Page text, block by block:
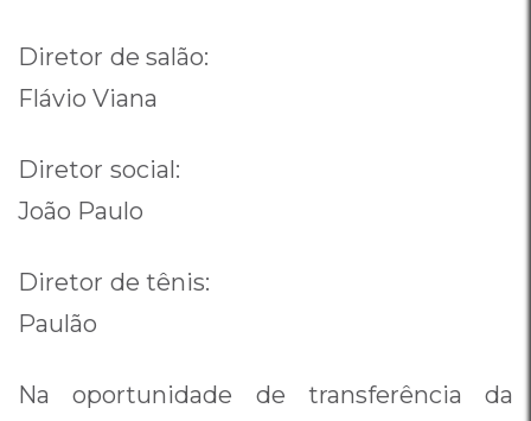
Diretor de salão:
Flávio Viana
Diretor social:
João Paulo
Diretor de tênis:
Paulão
Na oportunidade de transferência da